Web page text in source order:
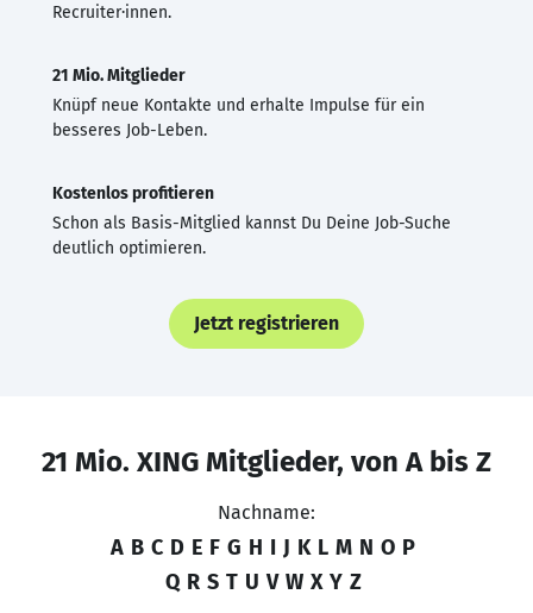
Recruiter·innen.
21 Mio. Mitglieder
Knüpf neue Kontakte und erhalte Impulse für ein
besseres Job-Leben.
Kostenlos profitieren
Schon als Basis-Mitglied kannst Du Deine Job-Suche
deutlich optimieren.
Jetzt registrieren
21 Mio. XING Mitglieder, von A bis Z
Nachname:
A B C D E F G H I J K L M N O P
Q R S T U V W X Y Z